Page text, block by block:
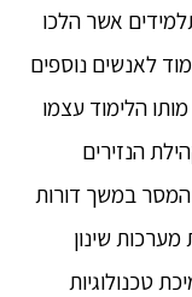
אשר הלכו
לאנשים נוספים
הלימוד עצמו
הנזירים
במשך דורות
שינון
טכנולוגיות